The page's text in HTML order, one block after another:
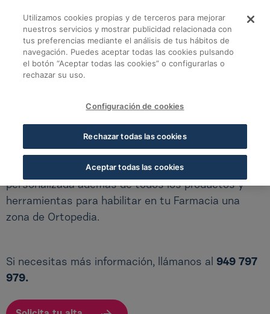
Cofares Cuidado y
Cofares Cuidado y Confort
Soluciones para tu Farmacia
Convierte tu Farmacia en un punto de referencia
para tus clientes
Te damos formación acreditada y atención
personalizada además de todos los productos y
herramientas para habilitar en tu Farmacia una
zona de Ortopedia.
Si necesitas más información, llámanos al 949 797
979.
Utilizamos cookies propias y de terceros para mejorar
nuestros servicios y mostrar publicidad relacionada con
tus preferencias mediante el análisis de tus hábitos de
navegación. Puedes aceptar todas las cookies pulsando
el botón “Aceptar todas las cookies” o configurarlas o
rechazar su uso.
Configuración de cookies
Rechazar todas las cookies
Aceptar todas las cookies